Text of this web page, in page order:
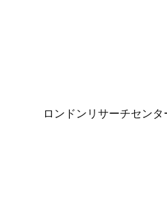
ロンドンリサーチセン